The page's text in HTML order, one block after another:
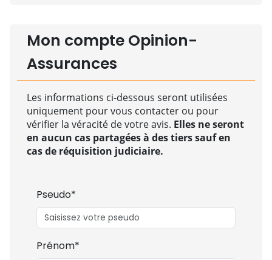
Mon compte Opinion-
Assurances
Les informations ci-dessous seront utilisées
uniquement pour vous contacter ou pour
vérifier la véracité de votre avis. Elles ne seront
en aucun cas partagées à des tiers sauf en
cas de réquisition judiciaire.
Pseudo*
Prénom*